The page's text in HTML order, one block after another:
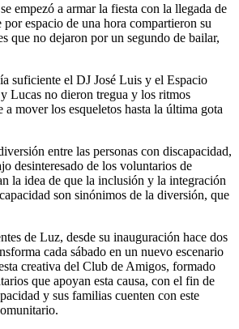
empezó a armar la fiesta con la llegada de
espacio de una hora compartieron su
que no dejaron por un segundo de bailar,
suficiente el DJ José Luis y el Espacio
Lucas no dieron tregua y los ritmos
a mover los esqueletos hasta la última gota
entre las personas con discapacidad,
desinteresado de los voluntarios de
la idea de que la inclusión y la integración
son sinónimos de la diversión, que
de Luz, desde su inauguración hace dos
cada sábado en un nuevo escenario
creativa del Club de Amigos, formado
que apoyan esta causa, con el fin de
y sus familias cuenten con este